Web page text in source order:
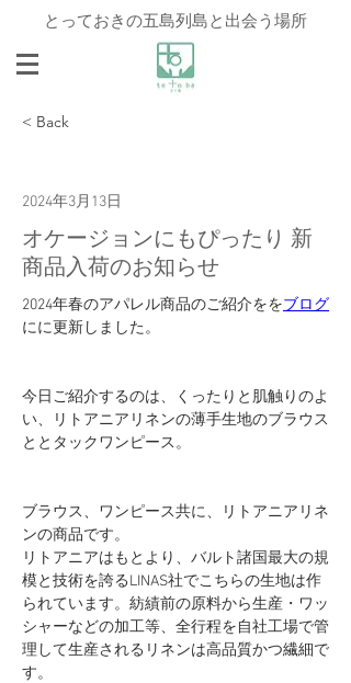
とっておきの五島列島と出会う場所
< Back
2024年3月13日
オケージョンにもぴったり 新
商品入荷のお知らせ
2024年春のアパレル商品のご紹介ををブログ
にに更新しました。
今日ご紹介するのは、くったりと肌触りのよ
い、リトアニアリネンの薄手生地のブラウス
ととタックワンピース。
ブラウス、ワンピース共に、リトアニアリネ
ンの商品です。
リトアニアはもとより、バルト諸国最大の規
模と技術を誇るLINAS社でこちらの生地は作
られています。紡績前の原料から生産・ワッ
シャーなどの加工等、全行程を自社工場で管
理して生産されるリネンは高品質かつ繊細で
す。